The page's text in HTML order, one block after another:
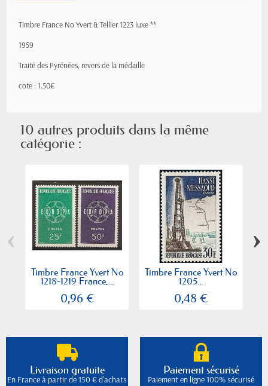
Timbre France No Yvert & Tellier 1223 luxe **
1959
Traité des Pyrénées, revers de la médaille
cote : 1.50€
10 autres produits dans la même
catégorie :
Timbre France Yvert No
1218-1219 France,...
0,96 €
Timbre France Yvert No
1205...
0,48 €
‹ ›
Livraison gratuite
En France à partir de 150 € d'achats
Paiement sécurisé
Paiement en ligne 100% sécurisé